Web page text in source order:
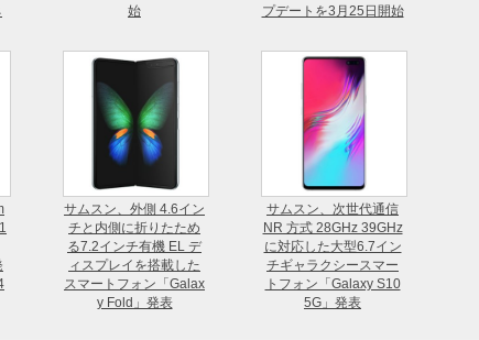
始
プデートを3月25日開始
サムスン、外側 4.6イン
チと内側に折りたため
る7.2インチ有機 EL デ
ィスプレイを搭載した
スマートフォン「Galax
y Fold」発表
サムスン、次世代通信
NR 方式 28GHz 39GHz
に対応した大型6.7イン
チギャラクシースマー
トフォン「Galaxy S10
5G」発表